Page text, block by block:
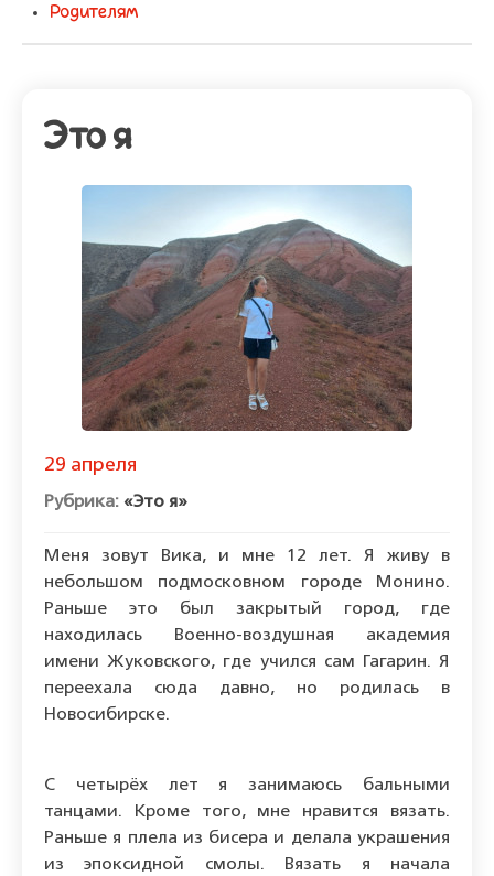
Родителям
Это я
29 апреля
«Это я»
Меня зовут Вика, и мне 12 лет. Я живу в
небольшом подмосковном городе Монино.
Раньше это был закрытый город, где
находилась Военно-воздушная академия
имени Жуковского, где учился сам Гагарин. Я
переехала сюда давно, но родилась в
Новосибирске.
С четырёх лет я занимаюсь бальными
танцами. Кроме того, мне нравится вязать.
Раньше я плела из бисера и делала украшения
из эпоксидной смолы. Вязать я начала